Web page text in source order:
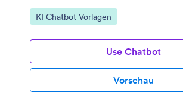
Zur Kategorie:
KI Chatbot Vorlagen
Use Chatbot
Vorschau